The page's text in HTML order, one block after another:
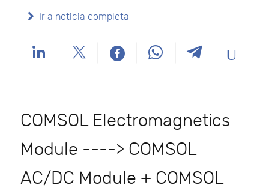
Ir a noticia completa
COMSOL Electromagnetics
Module ----> COMSOL
AC/DC Module + COMSOL